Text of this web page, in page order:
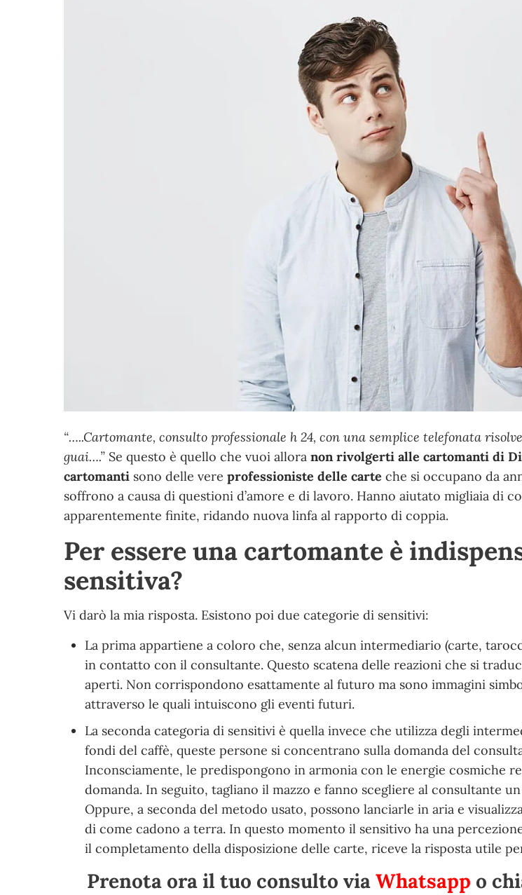
“…..Cartomante, consulto professionale h 24, con una semplice telefonata
guai….” Se questo è quello che vuoi alloranon rivolgerti alle cartomanti di
cartomanti sono delle vereprofessioniste delle carte che si occupano da
soffrono a causa di questioni d’amore e di lavoro. Hanno aiutato migliaia di
apparentemente finite, ridando nuova linfa al rapporto di coppia.
Per essere una cartomante è
sensitiva?
Vi darò la mia risposta. Esistono poi due categorie di sensitivi:
La prima appartiene a coloro che, senza alcun intermediario (carte,
in contatto con il consultante. Questo scatena delle reazioni che si
aperti. Non corrispondono esattamente al futuro ma sono immagini
attraverso le quali intuiscono gli eventi futuri.
La seconda categoria di sensitivi è quella invece che utilizza degli
fondi del caffè, queste persone si concentrano sulla domanda del
Inconsciamente, le predispongono in armonia con le energie cosmiche
domanda. In seguito, tagliano il mazzo e fanno scegliere al consultante
Oppure, a seconda del metodo usato, possono lanciarle in aria e
di come cadono a terra. In questo momento il sensitivo ha una
il completamento della disposizione delle carte, riceve la risposta utile
Prenota ora il tuo consulto viaWhatsapp o